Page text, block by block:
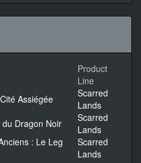
Product
Line
Assiégée
Scarred
Lands
Dragon Noir
Scarred
Lands
: Le Leg
Scarred
Lands